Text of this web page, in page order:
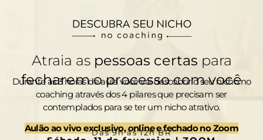
Atraia as pessoas certas para
fecharem o processo com você
Durante as 3 horas de aula você vai descobrir o seu nicho no
coaching através dos 4 pilares que precisam ser
contemplados para se ter um nicho atrativo.
Aulão ao vivo exclusivo, online e fechado no Zoom
Das 9h às 12h BR